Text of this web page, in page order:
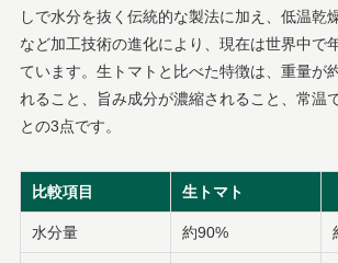
しで水分を抜く伝統的な製法に加え、低温乾
など加工技術の進化により、現在は世界中で
ています。生トマトと比べた特徴は、重量が
れること、旨み成分が濃縮されること、常温
との3点です。
比較項目 生トマト
水分量 約90%